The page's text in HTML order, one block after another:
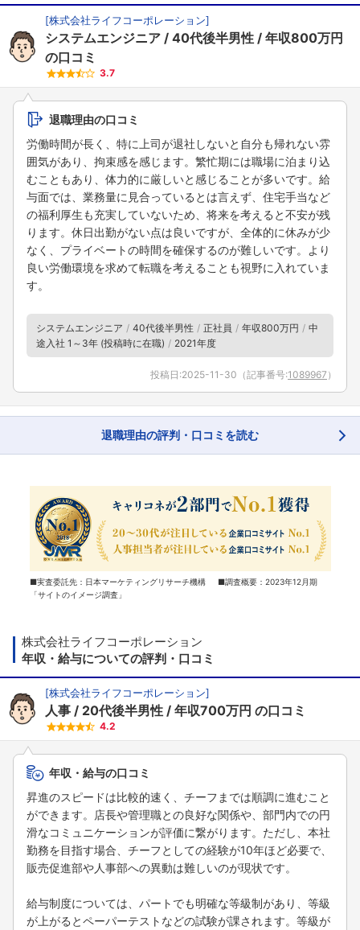
[株式会社ライフコーポレーション]
システムエンジニア 40代後半男性
年収800万円
の口コミ
3.7
退職理由の口コミ
労働時間が長く、特に上司が退社しないと自分も帰れない雰
囲気があり、拘束感を感じます。繁忙期には職場に泊まり込
むこともあり、体力的に厳しいと感じることが多いです。給
与面では、業務量に見合っているとは言えず、住宅手当など
の福利厚生も充実していないため、将来を考えると不安が残
ります。休日出勤がない点は良いですが、全体的に休みが少
なく、プライベートの時間を確保するのが難しいです。より
良い労働環境を求めて転職を考えることも視野に入れていま
す。
システムエンジニア 40代後半男性 正社員 年収800万円
中
途入社 1～3年 (投稿時に在職)
2021年度
投稿日:2025-11-30 （記事番号:1089967 ）
退職理由の評判・口コミを読む
■実査委託先：日本マーケティングリサーチ機構 ■調査概要：2023年12月期
「サイトのイメージ調査」
株式会社ライフコーポレーション
年収・給与についての評判・口コミ
[株式会社ライフコーポレーション]
人事 20代後半男性 年収700万円 の口コミ
4.2
年収・給与の口コミ
昇進のスピードは比較的速く、チーフまでは順調に進むこと
ができます。店長や管理職との良好な関係や、部門内での円
滑なコミュニケーションが評価に繋がります。ただし、本社
勤務を目指す場合、チーフとしての経験が10年ほど必要で、
販売促進部や人事部への異動は難しいのが現状です。
給与制度については、パートでも明確な等級制があり、等級
が上がるとペーパーテストなどの試験が課されます。等級が